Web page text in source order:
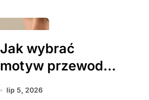
Jak wybrać
motyw przewodni
ślubu
lip 5, 2026